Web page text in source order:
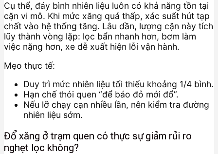
Cụ thể, đáy bình nhiên liệu luôn có khả năng tồn tại
cặn vi mô. Khi mức xăng quá thấp, xác suất hút tạp
chất vào hệ thống tăng. Lâu dần, lượng cặn này tích
lũy thành vòng lặp: lọc bẩn nhanh hơn, bơm làm
việc nặng hơn, xe dễ xuất hiện lỗi vận hành.
Mẹo thực tế:
Duy trì mức nhiên liệu tối thiểu khoảng 1/4 bình.
Hạn chế thói quen “để báo đỏ mới đổ”.
Nếu lỡ chạy cạn nhiều lần, nên kiểm tra đường
nhiên liệu sớm.
Đổ xăng ở trạm quen có thực sự giảm rủi ro
nghẹt lọc không?